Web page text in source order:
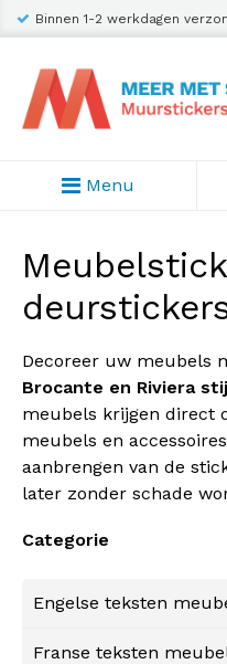
Binnen 1-2 werkdagen
Menu
Decoreer uw meubels
Brocante en Riviera
meubels krijgen direct
meubels en
aanbrengen van de
later zonder schade
Categorie
Engelse teksten
Franse teksten